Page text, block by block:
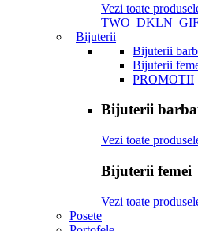
Vezi toate
TWO DKLN
Bijuterii
Bijuterii
Bijuterii
PROMOTII
Bijuterii
Vezi toate
Bijuterii femei
Vezi toate
Posete